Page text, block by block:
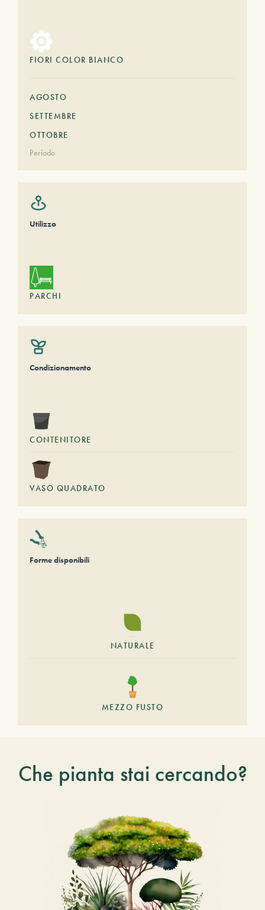
FIORI COLOR BIANCO
AGOSTO
SETTEMBRE
OTTOBRE
Periodo
Utilizzo
PARCHI
Condizionamento
CONTENITORE
VASO QUADRATO
Forme disponibili
NATURALE
MEZZO FUSTO
Che pianta stai cercando?